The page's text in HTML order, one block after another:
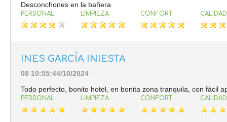
Desconchones en la bañera
PERSONAL LIMPIEZA CONFORT
INES GARCÍA INIESTA
08 10:55:44/10/2024
Todo perfecto, bonito hotel, en bonita zona tranquila, con fácil
PERSONAL LIMPIEZA CONFORT